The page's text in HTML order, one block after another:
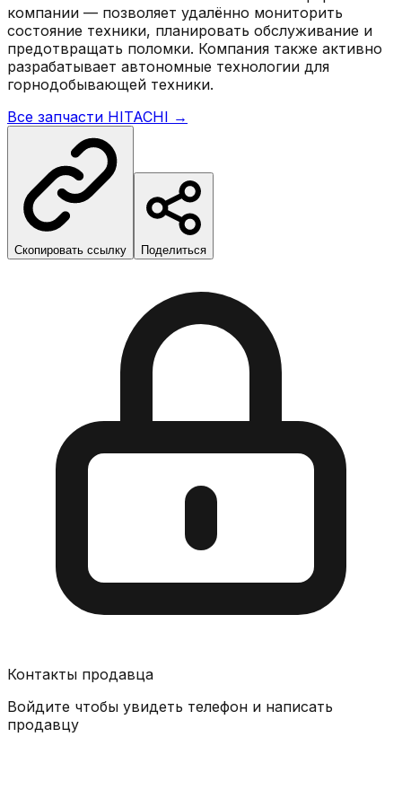
компании — позволяет удалённо мониторить
состояние техники, планировать обслуживание и
предотвращать поломки. Компания также активно
разрабатывает автономные технологии для
горнодобывающей техники.
Все запчасти HITACHI →
Скопировать ссылку Поделиться
Контакты продавца
Войдите чтобы увидеть телефон и написать
продавцу